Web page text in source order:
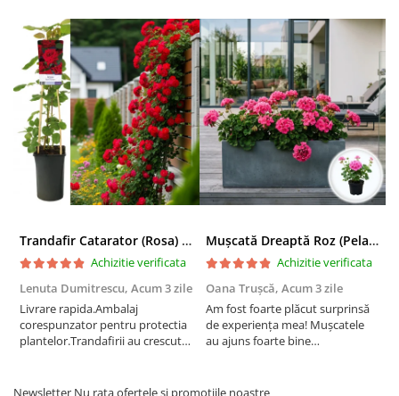
Trandafir Catarator (Rosa) Red Climber - 75cm
Achizitie verificata
Lenuta Dumitrescu, Acum 3 zile
Livrare rapida.Ambalaj
corespunzator pentru protectia
plantelor.Trandafirii au crescut
Mușcată Dreaptă Roz (Pelargonium Zonale)
Achizitie verificata
Oana Trușcă, Acum 3 zile
Am fost foarte plăcut surprinsă
de experiența mea! Mușcatele
au ajuns foarte bine
transportului. Se vede că au fost
Newsletter Nu rata ofertele si promotiile noastre